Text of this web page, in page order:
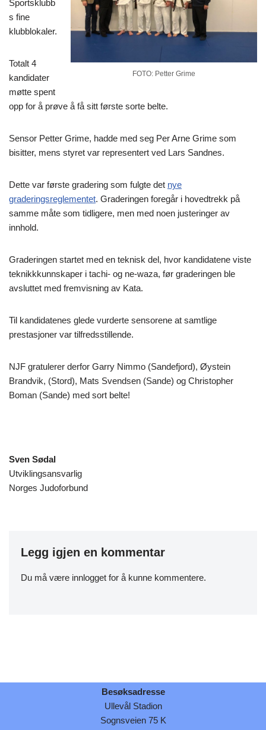
FOTO: Petter Grime
Sportsklubb
s fine
klubblokaler.
Totalt 4
kandidater
møtte spent
opp for å prøve å få sitt første sorte belte.
Sensor Petter Grime, hadde med seg Per Arne Grime som
bisitter, mens styret var representert ved Lars Sandnes.
Dette var første gradering som fulgte det nye
graderingsreglementet. Graderingen foregår i hovedtrekk på
samme måte som tidligere, men med noen justeringer av
innhold.
Graderingen startet med en teknisk del, hvor kandidatene viste
teknikkkunnskaper i tachi- og ne-waza, før graderingen ble
avsluttet med fremvisning av Kata.
Til kandidatenes glede vurderte sensorene at samtlige
prestasjoner var tilfredsstillende.
NJF gratulerer derfor Garry Nimmo (Sandefjord), Øystein
Brandvik, (Stord), Mats Svendsen (Sande) og Christopher
Boman (Sande) med sort belte!
Sven Sødal
Utviklingsansvarlig
Norges Judoforbund
Legg igjen en kommentar
Du må være innlogget for å kunne kommentere.
Besøksadresse
Ullevål Stadion
Sognsveien 75 K